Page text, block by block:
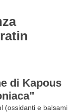
di Kapous
(ossidanti e balsami